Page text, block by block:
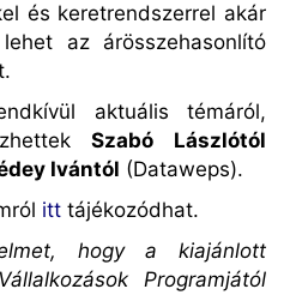
és keretrendszerrel akár
az árösszehasonlító
aktuális témáról,
Szabó Lászlótól
Ivántól (Dataweps).
itt tájékozódhat.
hogy a kiajánlott
Programjától